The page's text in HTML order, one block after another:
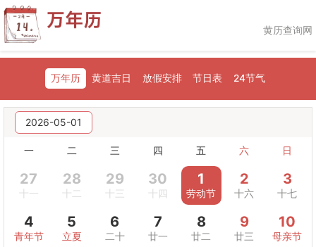
黄历查询网
万年历 黄道吉日 放假安排 节日表 24节气
2026-05-01
一 二 三 四 五 六 日
27
十一
28 29 30
十四
1
劳动节
2
十六
3
十七
4
青年节
5
立夏
6
二十
7
廿一
8
廿二
9
廿三
10
母亲节